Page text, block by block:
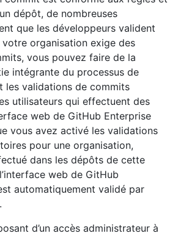
dépôt, de nombreuses
que les développeurs valident
organisation exige des
vous pouvez faire de la
intégrante du processus de
les validations de commits
utilisateurs qui effectuent des
web de GitHub Enterprise
vous avez activé les validations
pour une organisation,
dans les dépôts de cette
web de GitHub
automatiquement validé par
d’un accès administrateur à